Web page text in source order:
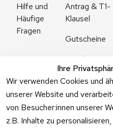
Ihre
Wir verwenden Cookies und
unserer Website und
von Besucher:innen unserer
z.B. Inhalte zu
Hilfe und
Häufige
Fragen
Antrag & T1-
Klausel
Gutscheine
Angebote
Feuerwerk
Online kaufen